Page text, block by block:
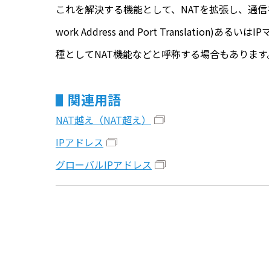
これを解決する機能として、NATを拡張し、通
work Address and Port Translation)あるいはIP
種としてNAT機能などと呼称する場合もあります
関連用語
NAT越え（NAT超え）
IPアドレス
グローバルIPアドレス